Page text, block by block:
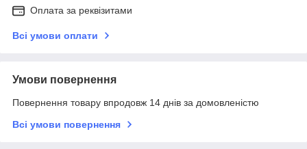
Оплата за реквізитами
Всі умови оплати
Умови повернення
Повернення товару впродовж 14 днів за домовленістю
Всі умови повернення